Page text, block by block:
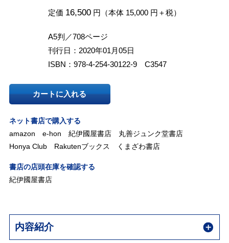
定価 16,500 円（本体 15,000 円＋税）
A5判／708ページ
刊行日：2020年01月05日
ISBN：978-4-254-30122-9 C3547
カートに入れる
ネット書店で購入する
amazon
e-hon 紀伊國屋書店
丸善ジュンク堂書店
Honya Club
Rakutenブックス くまざわ書店
書店の店頭在庫を確認する
紀伊國屋書店
内容紹介